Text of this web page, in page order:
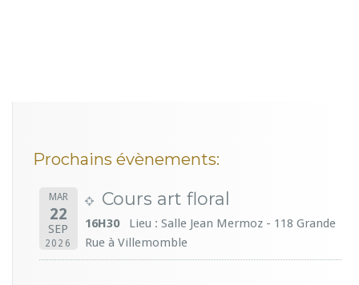
Prochains évènements:
MAR
22
SEP
2026
Cours art floral
16H30
Lieu : Salle Jean Mermoz - 118 Grande
Rue à Villemomble